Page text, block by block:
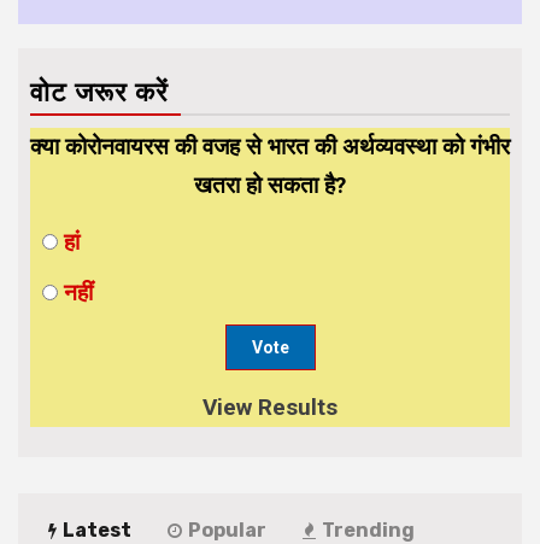
वोट जरूर करें
क्या कोरोनवायरस की वजह से भारत की अर्थव्यवस्था को गंभीर
खतरा हो सकता है?
हां
नहीं
View Results
Latest Popular Trending